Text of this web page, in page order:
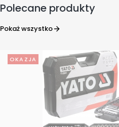
Polecane produkty
Pokaż wszystko
OKAZJA